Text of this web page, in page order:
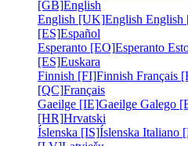
[GB]English
English [UK]English English
[ES]Español
Esperanto [EO]Esperanto
[ES]Euskara
Finnish [FI]Finnish Français
[QC]Français
Gaeilge [IE]Gaeilge Galego
[HR]Hrvatski
Íslenska [IS]Íslenska Italiano